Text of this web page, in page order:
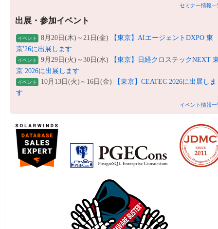
セミナー情報一
出展・参加イベント
イベント 8月20日(木)～21日(金)
【東京】AIエージェントDXPO 東
京'26に出展します
イベント 9月29日(火)～30日(水)
【東京】日経クロステックNEXT
京 2026に出展します
イベント 10月13日(火)～16日(金)
【東京】CEATEC 2026に出展しま
す
イベント情報一